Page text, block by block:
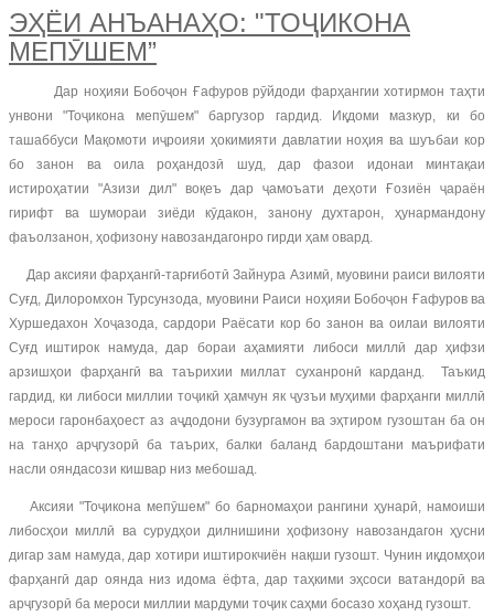
ЭҲЁИ АНЪАНАҲО: "ТОҶИКОНА
МЕПӮШЕМ”
Дар ноҳияи Бобоҷон Ғафуров рӯйдоди фарҳангии хотирмон таҳти
унвони "Тоҷикона мепӯшем" баргузор гардид. Иқдоми мазкур, ки бо
ташаббуси Мақомоти иҷроияи ҳокимияти давлатии ноҳия ва шуъбаи кор
бо занон ва оила роҳандозӣ шуд, дар фазои идонаи минтақаи
истироҳатии "Азизи дил" воқеъ дар ҷамоъати деҳоти Ғозиён ҷараён
гирифт ва шумораи зиёди кӯдакон, занону духтарон, ҳунармандону
фаъолзанон, ҳофизону навозандагонро гирди ҳам овард.
Дар аксияи фарҳангӣ-тарғиботӣ Зайнура Азимӣ, муовини раиси вилояти
Суғд, Дилоромхон Турсунзода, муовини Раиси ноҳияи Бобоҷон Ғафуров ва
Хуршедахон Хоҷазода, сардори Раёсати кор бо занон ва оилаи вилояти
Суғд иштирок намуда, дар бораи аҳамияти либоси миллӣ дар ҳифзи
арзишҳои фарҳангӣ ва таърихии миллат суханронӣ карданд. Таъкид
гардид, ки либоси миллии тоҷикӣ ҳамчун як ҷузъи муҳими фарҳанги миллӣ
мероси гаронбаҳоест аз аҷдодони бузургамон ва эҳтиром гузоштан ба он
на танҳо арҷгузорӣ ба таърих, балки баланд бардоштани маърифати
насли ояндасози кишвар низ мебошад.
Аксияи "Тоҷикона мепӯшем" бо барномаҳои рангини ҳунарӣ, намоиши
либосҳои миллӣ ва сурудҳои дилнишини ҳофизону навозандагон ҳусни
дигар зам намуда, дар хотири иштирокчиён нақши гузошт. Чунин иқдомҳои
фарҳангӣ дар оянда низ идома ёфта, дар таҳкими эҳсоси ватандорӣ ва
арҷгузорӣ ба мероси миллии мардуми тоҷик саҳми босазо хоҳанд гузошт.